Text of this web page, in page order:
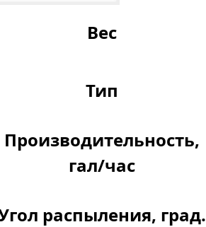
Вес
Тип
Производительность,
гал/час
распыления, град.